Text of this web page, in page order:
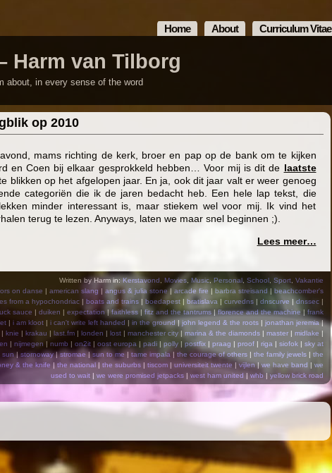
Home About Curriculum Vitae
Harm van Tilborg
about, in every sense of the word
op 2010
mams richting de kerk, broer en pap op de bank om te kijken
en Coen bij elkaar gesprokkeld hebben… Voor mij is dit de laatste
blikken op het afgelopen jaar. En ja, ook dit jaar valt er weer genoeg
categoriën die ik de jaren bedacht heb. Een hele lap tekst, die
minder interessant is, maar stiekem wel voor mij. Ik vind het
terug te lezen. Anyways, laten we maar snel beginnen ;).
Lees meer…
Written by Harm in:Kerstavond Movies, Music, Personal, School, Sport, Vakantie
on danse | american slang | angus & julia stone| arcade fire | barbra streisand | beachcomber's
from a hypochondriac| boats and trains| boedapest| bratislava | curvedns| dnscurve | dnssec|
sauce | duiken | expectation | faithless| fitz and the tantrums| florence and the machine | frank
| i am kloot| i can't write left handed | in the ground | john legend & the roots| jonathan jeremia|
| knie | krakau | last.fm| londen | lost| manchester city| marina & the diamonds| master| midlake |
| nijmegen | numb | on2it| oost europa | padi| polly| postfix| praag | proof| riga | siofok| sky at
sun| stornoway|stromae|sun to me| tame impala | the courage of others| the family jewels| the
& the knife | the national| the suburbs| tiscom| universiteit twente | vijlen| we have band | we
used to wait| we were promised jetpacks| west ham united | whb | yellow brick road